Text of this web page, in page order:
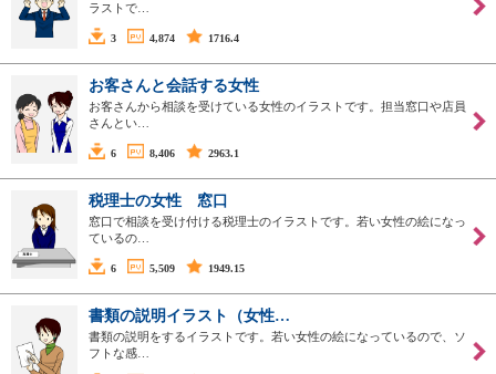
ラストで…
3 4,874 1716.4
お客さんと会話する女性
お客さんから相談を受けている女性のイラストです。担当窓口や店員
さんとい…
6 8,406 2963.1
税理士の女性 窓口
窓口で相談を受け付ける税理士のイラストです。若い女性の絵になっ
ているの…
6 5,509 1949.15
書類の説明イラスト（女性…
書類の説明をするイラストです。若い女性の絵になっているので、ソ
フトな感…